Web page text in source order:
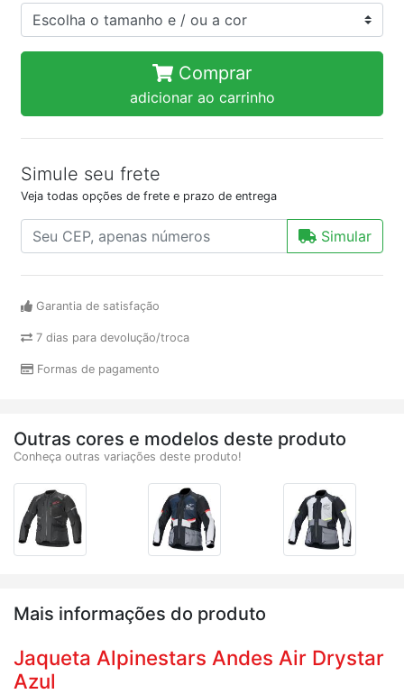
Comprar
adicionar ao carrinho
Simule seu frete
Veja todas opções de frete e prazo de entrega
Simular
Garantia de satisfação
7 dias para devolução/troca
Formas de pagamento
Outras cores e modelos deste produto
Conheça outras variações deste produto!
Mais informações do produto
Jaqueta Alpinestars Andes Air Drystar
Azul